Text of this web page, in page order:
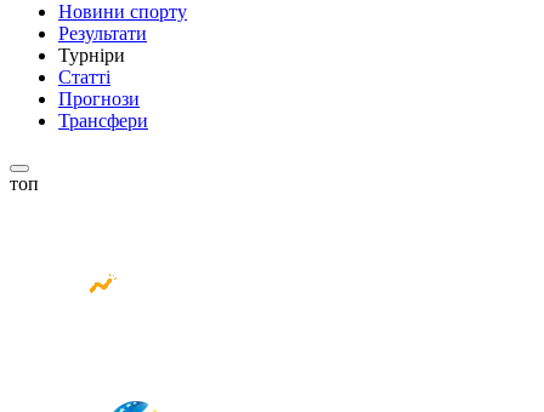
Новини спорту
Результати
Турніри
Статті
Прогнози
Трансфери
топ